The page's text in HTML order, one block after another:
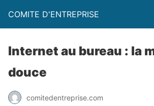
COMITE D'ENTREPRISE
Internet au bureau : la
douce
comitedentreprise.com